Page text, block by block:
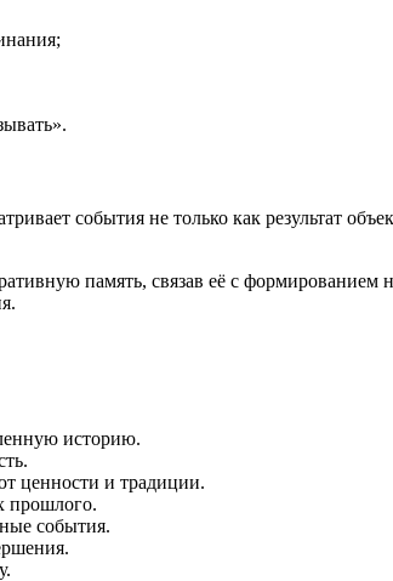
события не только как результат
память, связав её с
историю.
ценности и традиции.
прошлого.
события.